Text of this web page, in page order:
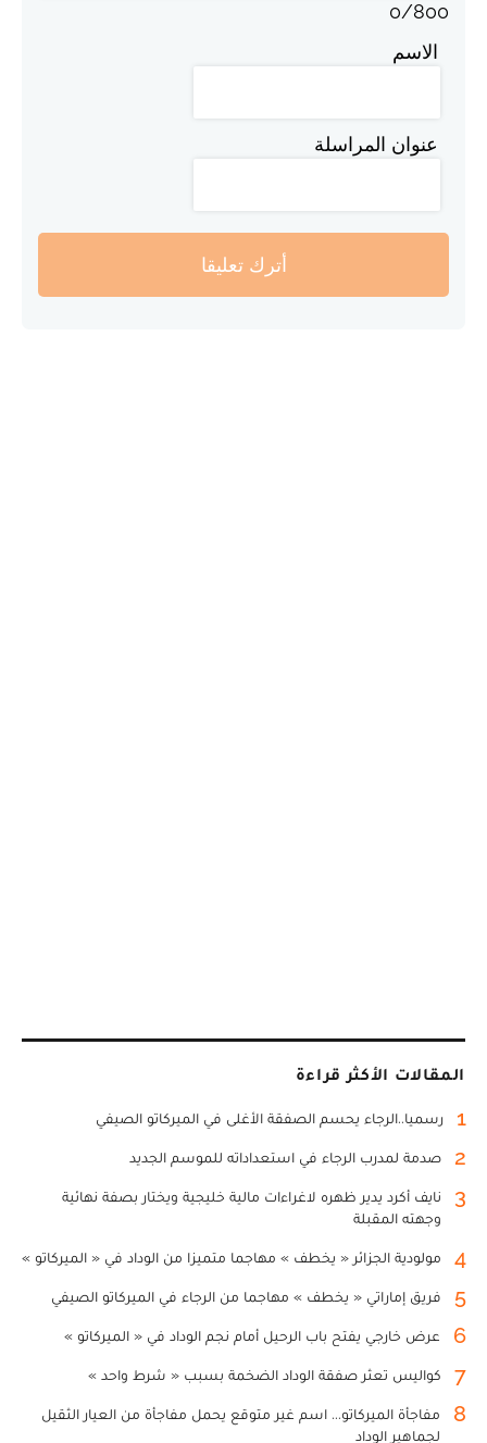
0/800
الاسم
عنوان المراسلة
أترك تعليقا
المقالات الأكثر قراءة
1 رسميا..الرجاء يحسم الصفقة الأغلى في الميركاتو الصيفي
2 صدمة لمدرب الرجاء في استعداداته للموسم الجديد
3
نايف أكرد يدير ظهره لاغراءات مالية خليجية ويختار بصفة نهائية
وجهته المقبلة
4 مولودية الجزائر « يخطف » مهاجما متميزا من الوداد في « الميركاتو »
5 فريق إماراتي « يخطف » مهاجما من الرجاء في الميركاتو الصيفي
6 عرض خارجي يفتح باب الرحيل أمام نجم الوداد في « الميركاتو »
7 كواليس تعثر صفقة الوداد الضخمة بسبب « شرط واحد »
8
مفاجأة الميركاتو... اسم غير متوقع يحمل مفاجأة من العيار الثقيل
لجماهير الوداد